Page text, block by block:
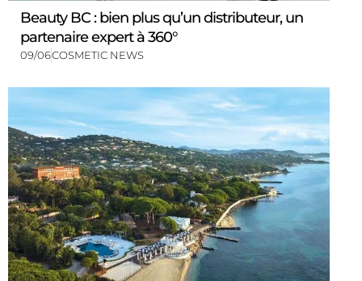
Beauty BC : bien plus qu’un distributeur, un
partenaire expert à 360°
09/06COSMETIC NEWS